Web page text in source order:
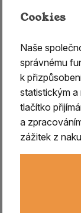
všechny,
vykuřování.
zapaluje
chvíle dosahuje
nebo
začátečníci, tak
Cookies
Naše
správnému
k
statistickým a
tlačítko
a
zážitek z